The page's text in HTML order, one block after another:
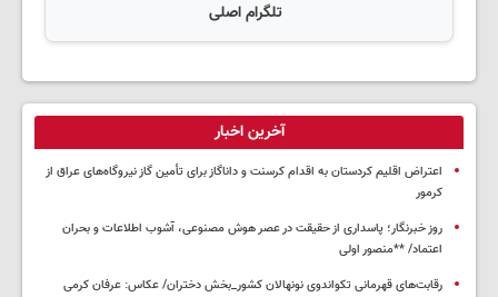
تلگرام اصلی
آخرین اخبار
اعتراض اقلیم کردستان به اقدام کرسنت و داناگاز برای تأمین گاز نیروگاه‌های عراق از
کرمور
روز خبرنگار؛ پاسداری از حقیقت در عصر هوش مصنوعی، آشوب اطلاعات و بحران
اعتماد/ **منصور اولی
رقابت‌های قهرمانی تکواندوی نونهالان کشور_بخش دختران/ عکاس: عرفان کرمی